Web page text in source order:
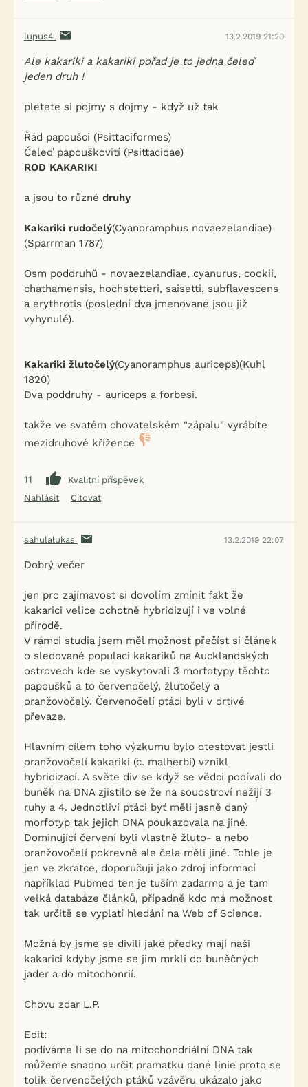
lupus4 13.2.2019 21:20
Ale kakariki a kakariki pořad je to jedna čeleď
jeden druh !
pletete si pojmy s dojmy - když už tak
Řád papoušci (Psittaciformes)
Čeleď papouškovití (Psittacidae)
ROD KAKARIKI
a jsou to různé druhy
Kakariki rudočelý(Cyanoramphus novaezelandiae)
(Sparrman 1787)
Osm poddruhů - novaezelandiae, cyanurus, cookii,
chathamensis, hochstetteri, saisetti, subflavescens
a erythrotis (poslední dva jmenované jsou již
vyhynulé).
Kakariki žlutočelý(Cyanoramphus auriceps)(Kuhl
1820)
Dva poddruhy - auriceps a forbesi.
takže ve svatém chovatelském "zápalu" vyrábíte
mezidruhové křížence
11
Kvalitní příspěvek
Nahlásit
Citovat
sahulalukas 13.2.2019 22:07
Dobrý večer
jen pro zajímavost si dovolím zmínit fakt že
kakarici velice ochotně hybridizují i ve volné
přírodě.
V rámci studia jsem měl možnost přečíst si článek
o sledované populaci kakariků na Aucklandských
ostrovech kde se vyskytovali 3 morfotypy těchto
papoušků a to červenočelý, žlutočelý a
oranžovočelý. Červenočelí ptáci byli v drtivé
převaze.
Hlavním cílem toho výzkumu bylo otestovat jestli
oranžovočelí kakariki (c. malherbi) vznikl
hybridizací. A světe div se když se vědci podívali do
buněk na DNA zjistilo se že na souostroví nežijí 3
ruhy a 4. Jednotliví ptáci byť měli jasně daný
morfotyp tak jejich DNA poukazovala na jiné.
Dominující červení byli vlastně žluto- a nebo
oranžovočelí pokrevně ale čela měli jiné. Tohle je
jen ve zkratce, doporučuji jako zdroj informací
například Pubmed ten je tuším zadarmo a je tam
velká databáze článků, případně kdo má možnost
tak určitě se vyplatí hledání na Web of Science.
Možná by jsme se divili jaké předky mají naši
kakarici kdyby jsme se jim mrkli do buněčných
jader a do mitochonrií.
Chovu zdar L.P.
Edit:
podíváme li se do na mitochondriální DNA tak
můžeme snadno určit pramatku dané linie proto se
tolik červenočelých ptáků vzávěru ukázalo jako